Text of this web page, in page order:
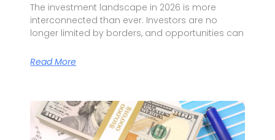
The investment landscape in 2026 is more
interconnected than ever. Investors are no
longer limited by borders, and opportunities can
Read More